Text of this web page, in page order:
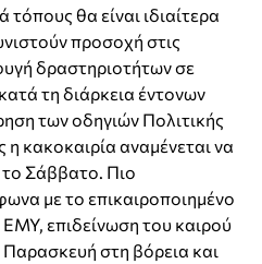
θα είναι ιδιαίτερα
προσοχή στις
δραστηριοτήτων σε
τη διάρκεια έντονων
των οδηγιών Πολιτικής
κακοκαιρία αναμένεται να
το Σάββατο. Πιο
με το επικαιροποιημένο
ΕΜΥ, επιδείνωση του καιρού
στη βόρεια και